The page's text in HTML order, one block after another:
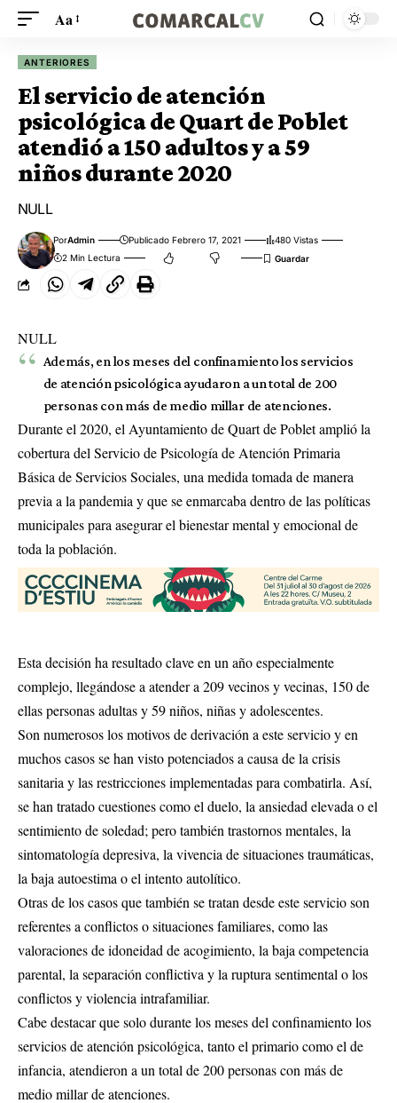
Aa
ANTERIORES
El servicio de atención
psicológica de Quart de Poblet
atendió a 150 adultos y a 59
niños durante 2020
NULL
PorAdmin Publicado Febrero 17, 2021
480 Vistas
2 Min Lectura
NULL
Además, en los meses del confinamiento los servicios
de atención psicológica ayudaron a un total de 200
personas con más de medio millar de atenciones.
Durante el 2020, el Ayuntamiento de Quart de Poblet amplió la
cobertura del Servicio de Psicología de Atención Primaria
Básica de Servicios Sociales, una medida tomada de manera
previa a la pandemia y que se enmarcaba dentro de las políticas
municipales para asegurar el bienestar mental y emocional de
toda la población.
Esta decisión ha resultado clave en un año especialmente
complejo, llegándose a atender a 209 vecinos y vecinas, 150 de
ellas personas adultas y 59 niños, niñas y adolescentes.
Son numerosos los motivos de derivación a este servicio y en
muchos casos se han visto potenciados a causa de la crisis
sanitaria y las restricciones implementadas para combatirla. Así,
se han tratado cuestiones como el duelo, la ansiedad elevada o el
sentimiento de soledad; pero también trastornos mentales, la
sintomatología depresiva, la vivencia de situaciones traumáticas,
la baja autoestima o el intento autolítico.
Otras de los casos que también se tratan desde este servicio son
referentes a conflictos o situaciones familiares, como las
valoraciones de idoneidad de acogimiento, la baja competencia
parental, la separación conflictiva y la ruptura sentimental o los
conflictos y violencia intrafamiliar.
Cabe destacar que solo durante los meses del confinamiento los
servicios de atención psicológica, tanto el primario como el de
infancia, atendieron a un total de 200 personas con más de
medio millar de atenciones.